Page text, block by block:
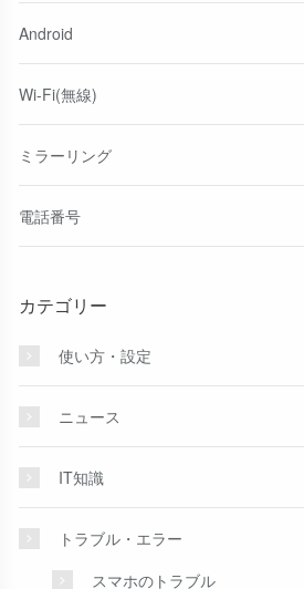
Android
Wi-Fi(無線)
ミラーリング
電話番号
カテゴリー
使い方・設定
ニュース
IT知識
トラブル・エラー
スマホのトラブル